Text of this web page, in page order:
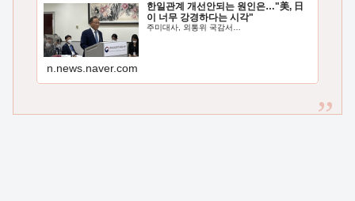
한일관계 개선안되는 원인은…"美, 日
이 너무 강경하다는 시각"
주미대사, 외통위 국감서…
n.news.naver.com